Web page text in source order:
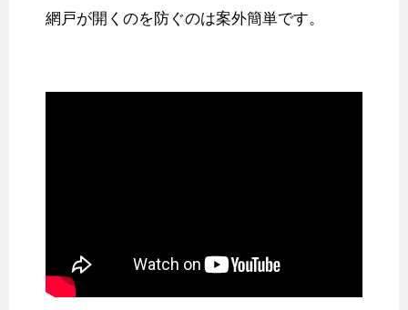
網戸が開くのを防ぐのは案外簡単です。